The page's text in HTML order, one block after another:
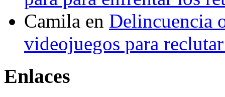
Camila en Delincuencia
videojuegos para
Enlaces